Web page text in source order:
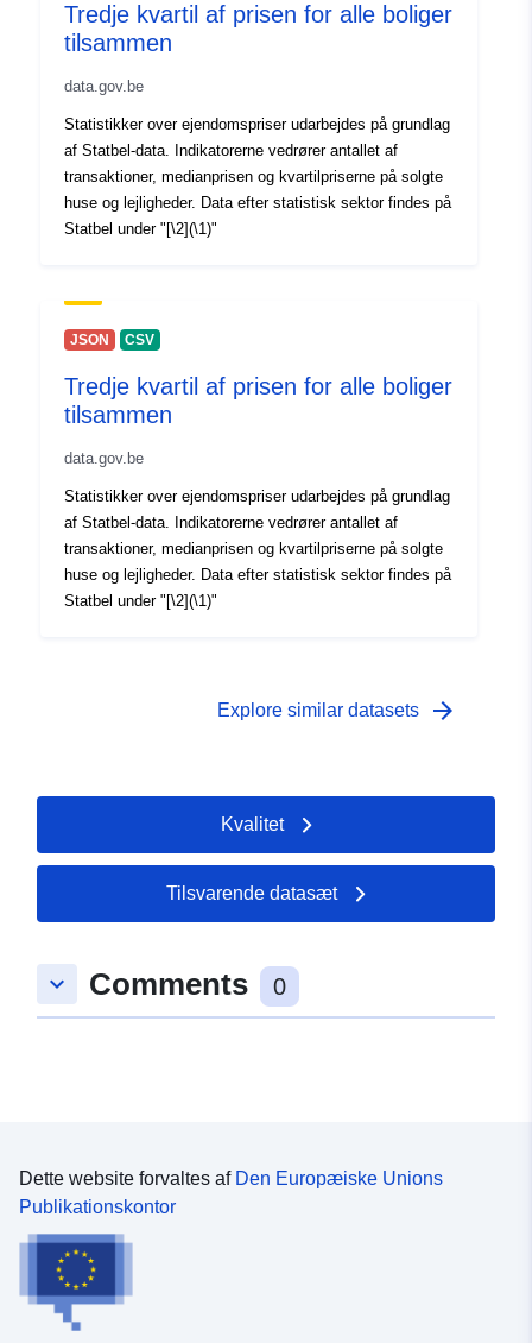
Tidsmæssig
dækning:
Version noter:
Prix de l’immobilier
résidentiel (données
annuelles)
Tredje kvartil af prisen for alle boliger
tilsammen
data.gov.be
Statistikker over ejendomspriser udarbejdes på grundlag
af Statbel-data. Indikatorerne vedrører antallet af
transaktioner, medianprisen og kvartilpriserne på solgte
huse og lejligheder. Data efter statistisk sektor findes på
Statbel under "[\2](\1)"
JSON CSV
Tredje kvartil af prisen for alle boliger
tilsammen
data.gov.be
Statistikker over ejendomspriser udarbejdes på grundlag
af Statbel-data. Indikatorerne vedrører antallet af
transaktioner, medianprisen og kvartilpriserne på solgte
huse og lejligheder. Data efter statistisk sektor findes på
Statbel under "[\2](\1)"
Explore similar datasets arrow_forward
Kvalitet
Tilsvarende datasæt
keyboard_arrow_down Comments 0
Dette website forvaltes af Den Europæiske Unions
Publikationskontor